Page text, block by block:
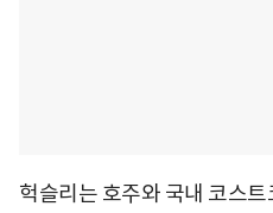
헉슬리는 호주와 국내 코스